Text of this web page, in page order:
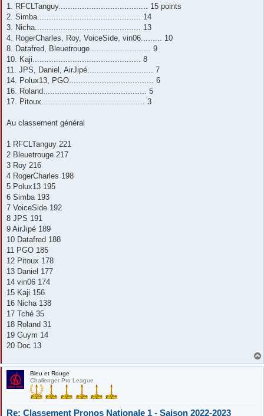
g
1. RFCLTanguy...................................... 15 points
2. Simba............................................ 14
3. Nicha............................................. 13
4. RogerCharles, Roy, VoiceSide, vin06......... 10
8. Datafred, Bleuetrouge.......................... 9
10. Kaji.............................................. 8
11. JPS, Daniel, AirJipé............................ 7
14. Polux13, PGO.................................... 6
16. Roland............................................ 5
17. Pitoux............................................ 3
Au classement général
1 RFCLTanguy 221
2 Bleuetrouge 217
3 Roy 216
4 RogerCharles 198
5 Polux13 195
6 Simba 193
7 VoiceSide 192
8 JPS 191
9 AirJipé 189
10 Datafred 188
11 PGO 185
12 Pitoux 178
13 Daniel 177
14 vin06 174
15 Kaji 156
16 Nicha 138
17 Tché 35
18 Roland 31
19 Guym 14
20 Doc 13
Bleu et Rouge
Challenger Pro League
Re: Classement Pronos Nationale 1 - Saison 2022-2023